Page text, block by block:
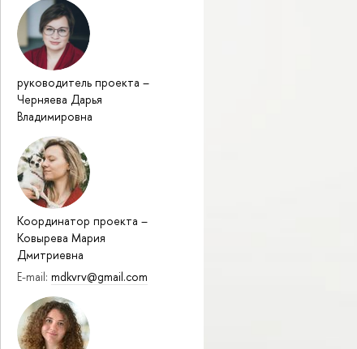
руководитель проекта –
Черняева Дарья
Владимировна
Координатор проекта –
Ковырева Мария
Дмитриевна
E-mail: mdkvrv@gmail.com